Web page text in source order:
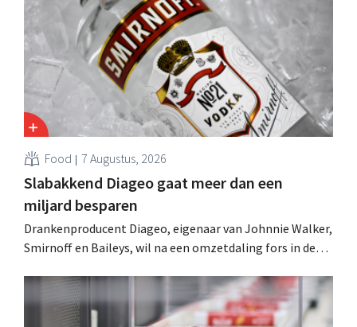
Food 7 Augustus, 2026
Slabakkend Diageo gaat meer dan een
miljard besparen
Drankenproducent Diageo, eigenaar van Johnnie Walker,
Smirnoff en Baileys, wil na een omzetdaling fors in de
andere Guiness en voorgemixte cocktails.